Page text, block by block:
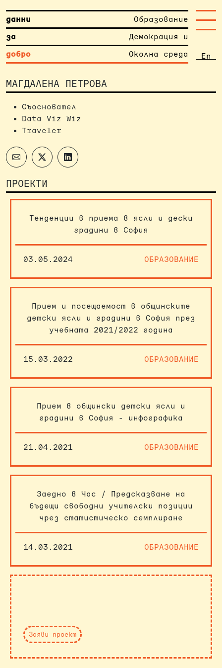
данни Образование
за Демокрация и
добро Околна среда En
МАГДАЛЕНА ПЕТРОВА
Съосновател
Data Viz Wiz
Traveler
ПРОЕКТИ
Тенденции в приема в ясли и дески
градини в София
03.05.2024 ОБРАЗОВАНИЕ
Прием и посещаемост в общинските
детски ясли и градини в София през
учебната 2021/2022 година
15.03.2022 ОБРАЗОВАНИЕ
Прием в общински детски ясли и
градини в София - инфографика
21.04.2021 ОБРАЗОВАНИЕ
Заедно в Час / Предсказване на
бъдещи свободни учителски позиции
чрез статистическо семплиране
14.03.2021 ОБРАЗОВАНИЕ
Заяви проект